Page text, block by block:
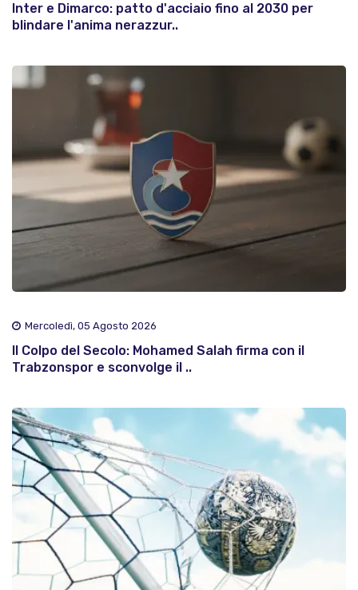
Inter e Dimarco: patto d'acciaio fino al 2030 per
blindare l'anima nerazzur..
Mercoledì, 05 Agosto 2026
Il Colpo del Secolo: Mohamed Salah firma con il
Trabzonspor e sconvolge il ..